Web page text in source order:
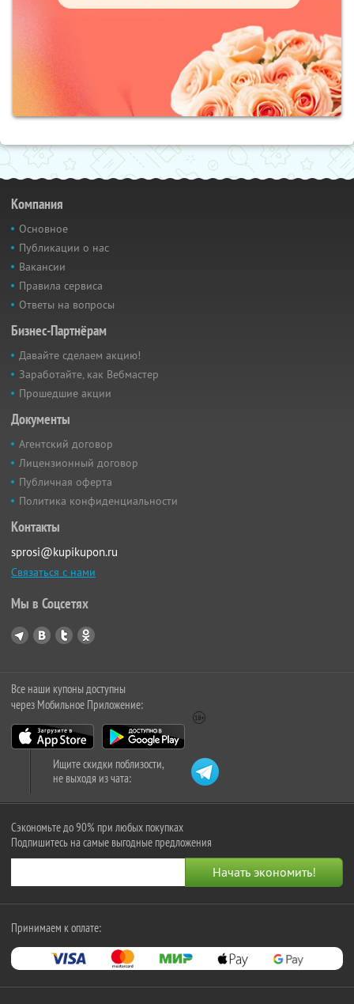
Компания
Основное
Публикации о нас
Вакансии
Правила сервиса
Ответы на вопросы
Бизнес-Партнёрам
Давайте сделаем акцию!
Заработайте, как Вебмастер
Прошедшие акции
Документы
Агентский договор
Лицензионный договор
Публичная оферта
Политика конфиденциальности
Контакты
sprosi@kupikupon.ru
Связаться с нами
Мы в Соцсетях
Все наши купоны доступны
через Мобильное Приложение:
Ищите скидки поблизости,
не выходя из чата:
Сэкономьте до 90% при любых покупках
Подпишитесь на самые выгодные предложения
Принимаем к оплате: